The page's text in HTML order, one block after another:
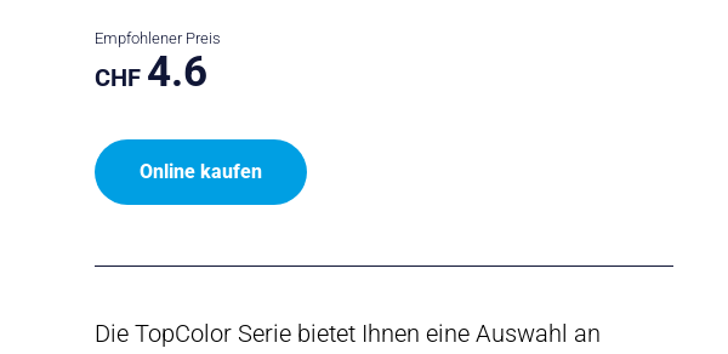
Empfohlener Preis
CHF 4.6
Online kaufen
Die TopColor Serie bietet Ihnen eine Auswahl an